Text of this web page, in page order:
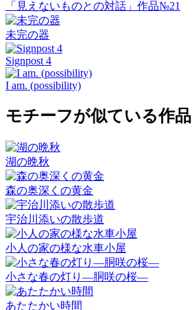
「見えないものとの対話」作品№21
未完の器
Signpost 4
I am. (possibility)
モチーフが似ている作品
湖の晩秋
森の奥深くの黄金
宇治川添いの散歩道
小人の家の様な水車小屋
小さな春の灯り―胴咲の桜―
あたたかい時間